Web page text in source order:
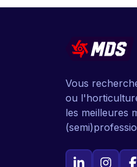
Vous
ou
les meilleures